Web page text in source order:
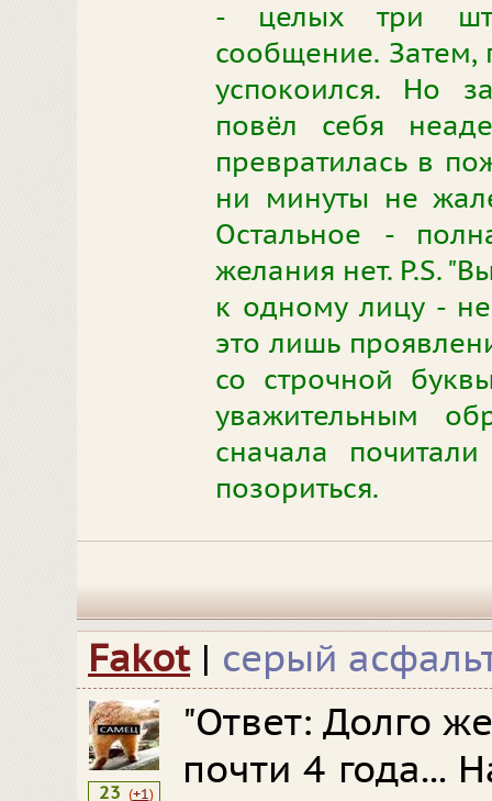
- целых три
сообщение.
успокоился. Но
повёл себя
превратилась в
ни минуты не
Остальное -
желания нет. P.S.
к одному лицу -
это лишь
со строчной
уважительным
сначала
позориться.
Fakot | серый
23 (+1)
"Ответ: Долго
почти 4 года...